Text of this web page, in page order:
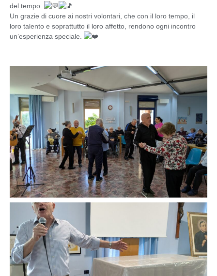
del tempo.
Un grazie di cuore ai nostri volontari, che con il loro tempo, il
loro talento e soprattutto il loro affetto, rendono ogni incontro
un’esperienza speciale.